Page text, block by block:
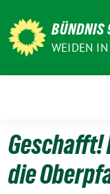
zum
Inhalt
BÜNDNIS
WEIDEN
Geschafft!
die